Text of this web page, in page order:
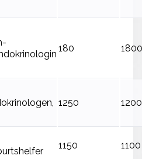
180 1800
1250 1200
1150 1100